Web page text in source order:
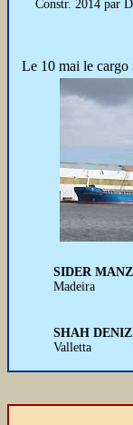
Constr. 2014 par
Le 10 mai le cargo
SIDER
Madeira
SHAH DENIZ
Valletta